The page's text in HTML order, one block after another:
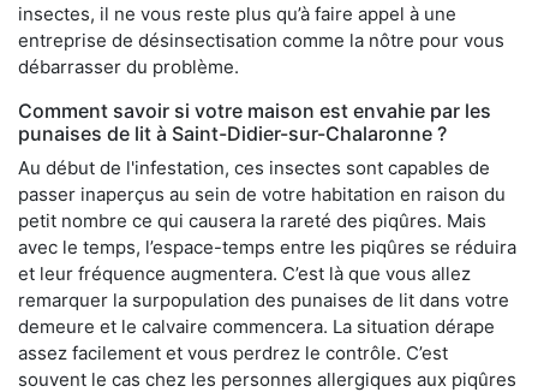
insectes, il ne vous reste plus qu’à faire appel à une
entreprise de désinsectisation comme la nôtre pour vous
débarrasser du problème.
Comment savoir si votre maison est envahie par les
punaises de lit à Saint-Didier-sur-Chalaronne ?
Au début de l'infestation, ces insectes sont capables de
passer inaperçus au sein de votre habitation en raison du
petit nombre ce qui causera la rareté des piqûres. Mais
avec le temps, l’espace-temps entre les piqûres se réduira
et leur fréquence augmentera. C’est là que vous allez
remarquer la surpopulation des punaises de lit dans votre
demeure et le calvaire commencera. La situation dérape
assez facilement et vous perdrez le contrôle. C’est
souvent le cas chez les personnes allergiques aux piqûres